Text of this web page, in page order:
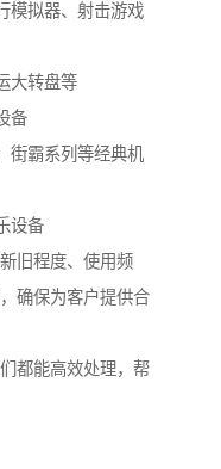
模拟器、射击游戏
大转盘等
备
街霸系列等经典机
设备
旧程度、使用频
确保为客户提供合
都能高效处理，帮